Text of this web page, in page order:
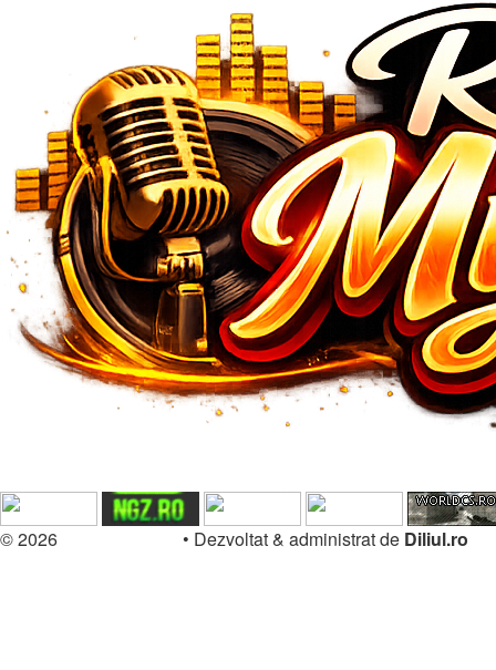
© 2026 • Dezvoltat & administrat de Diliul.ro